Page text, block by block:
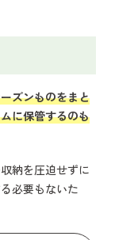
ズンものをまと
に保管するのも
納を圧迫せずに
必要もないた